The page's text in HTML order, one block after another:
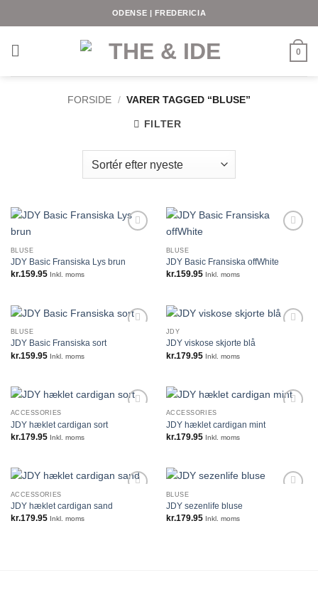
ODENSE | FREDERICIA
0
FORSIDE / VARER TAGGED “BLUSE”
FILTER
BLUSE
JDY Basic Fransiska Lys brun
kr.159.95 Inkl. moms
BLUSE
JDY Basic Fransiska offWhite
kr.159.95 Inkl. moms
BLUSE
JDY Basic Fransiska sort
kr.159.95 Inkl. moms
JDY
JDY viskose skjorte blå
kr.179.95 Inkl. moms
ACCESSORIES
JDY hæklet cardigan sort
kr.179.95 Inkl. moms
ACCESSORIES
JDY hæklet cardigan mint
kr.179.95 Inkl. moms
ACCESSORIES
JDY hæklet cardigan sand
kr.179.95 Inkl. moms
BLUSE
JDY sezenlife bluse
kr.179.95 Inkl. moms